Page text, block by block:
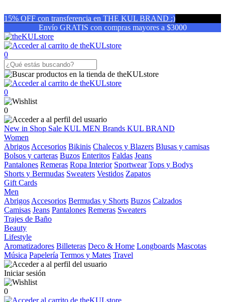
15% OFF con transferencia en THE KUL BRAND :)
Envío GRATIS con compras mayores a $3000
0
0
0
New in Shop Sale KUL MEN Brands KUL BRAND
Women
Abrigos Accesorios Bikinis Chalecos y Blazers Blusas y camisas
Bolsos y carteras Buzos Enteritos Faldas Jeans
Pantalones Remeras Ropa Interior Sportwear Tops y Bodys
Shorts y Bermudas Sweaters Vestidos Zapatos
Gift Cards
Men
Abrigos Accesorios Bermudas y Shorts Buzos Calzados
Camisas Jeans Pantalones Remeras Sweaters
Trajes de Baño
Beauty
Lifestyle
Aromatizadores Billeteras Deco & Home Longboards Mascotas
Música Papelería Termos y Mates Travel
Iniciar sesión
0